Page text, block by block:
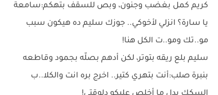
كريم كمل بغضب وجنون، وبص للسقف بتهكم:سامعة
يا سارة؟ انزلي لأخوكي.. جوزك سليم ده هيكون سبب
مو..تك ومو..ت الكل هنا!
سليم بلع ريقه بتوتر، لكن أدهم بصلّه بجمود وقاطعه
بنبرة صلب:أنت بتهري كتير.. اخرج بره انت والكلا..ب